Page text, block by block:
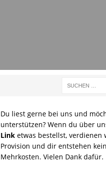
Du liest gerne bei uns und
unterstützen? Wenn du über
Linketwas bestellst, verdienen
Provision und dir entstehen
Mehrkosten. Vielen Dank dafür.